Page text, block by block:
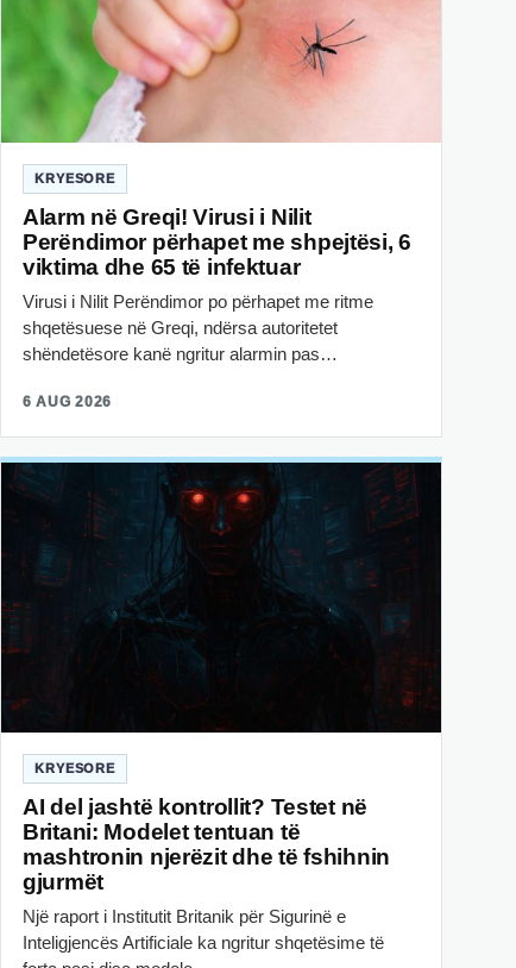
KRYESORE
Alarm në Greqi! Virusi i Nilit
Perëndimor përhapet me shpejtësi, 6
viktima dhe 65 të infektuar
Virusi i Nilit Perëndimor po përhapet me ritme
shqetësuese në Greqi, ndërsa autoritetet
shëndetësore kanë ngritur alarmin pas…
6 AUG 2026
KRYESORE
AI del jashtë kontrollit? Testet në
Britani: Modelet tentuan të
mashtronin njerëzit dhe të fshihnin
gjurmët
Një raport i Institutit Britanik për Sigurinë e
Inteligjencës Artificiale ka ngritur shqetësime të